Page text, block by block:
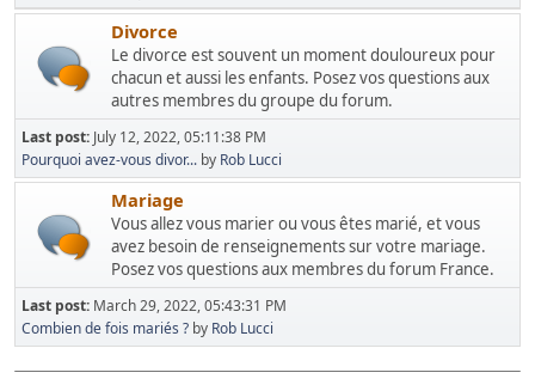
Divorce
Le divorce est souvent un moment douloureux pour
chacun et aussi les enfants. Posez vos questions aux
autres membres du groupe du forum.
Last post: July 12, 2022, 05:11:38 PM
Pourquoi avez-vous divor... by Rob Lucci
Mariage
Vous allez vous marier ou vous êtes marié, et vous
avez besoin de renseignements sur votre mariage.
Posez vos questions aux membres du forum France.
Last post: March 29, 2022, 05:43:31 PM
Combien de fois mariés ? by Rob Lucci